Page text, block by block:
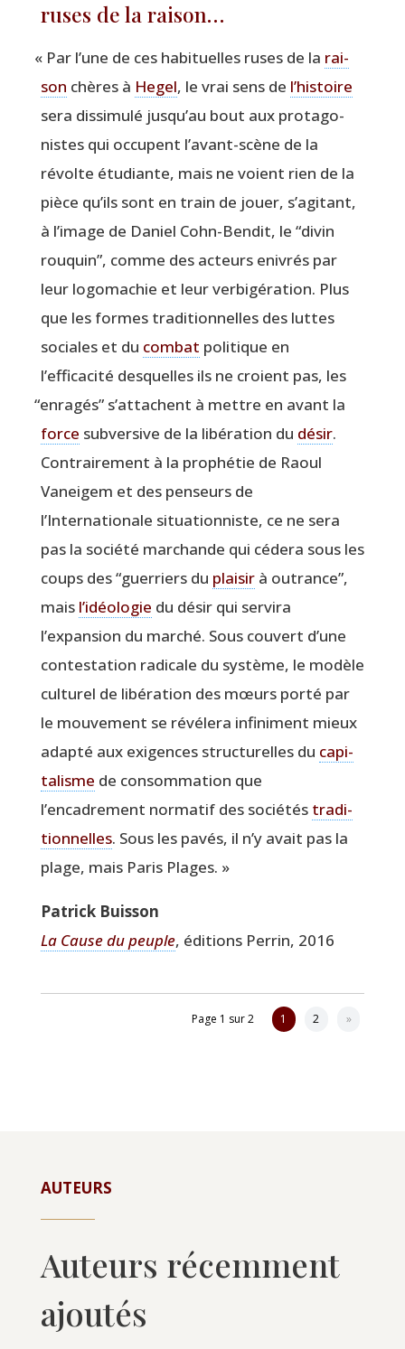
ruses de la raison…
« Par l’une de ces habi­tuelles ruses de la rai­
son chères à Hegel, le vrai sens de l’histoire
sera dis­si­mu­lé jus­qu’au bout aux pro­ta­go­
nistes qui occupent l’avant-scène de la
révolte étu­diante, mais ne voient rien de la
pièce qu’ils sont en train de jouer, s’agitant,
à l’image de Daniel Cohn-Ben­dit, le “divin
rou­quin”, comme des acteurs enivrés par
leur logo­ma­chie et leur ver­bi­gé­ra­tion. Plus
que les formes tra­di­tion­nelles des luttes
sociales et du com­bat poli­tique en
l’efficacité des­quelles ils ne croient pas, les
“enra­gés” s’attachent à mettre en avant la
force sub­ver­sive de la libé­ra­tion du désir.
Contrai­re­ment à la pro­phé­tie de Raoul
Vanei­gem et des pen­seurs de
l’Internationale situa­tion­niste, ce ne sera
pas la socié­té mar­chande qui céde­ra sous les
coups des“guer­riers du plai­sirà outrance”,
mais l’idéologie du désir qui ser­vi­ra
l’expansion du mar­ché. Sous cou­vert d’une
contes­ta­tion radi­cale du sys­tème, le modèle
cultu­rel de libé­ra­tion des mœurs por­té par
le mou­ve­ment se révé­le­ra infi­ni­ment mieux
adap­té aux exi­gences struc­tu­relles du capi­
ta­lisme de consom­ma­tion que
l’encadrement nor­ma­tif des socié­tés tra­di­
tion­nelles. Sous les pavés, il n’y avait pas la
plage, mais Paris Plages. »
Patrick Buis­son
La Cause du peuple, édi­tions Per­rin, 2016
Page 1 sur 2 1 2 »
AUTEURS
Auteurs récemment
ajoutés